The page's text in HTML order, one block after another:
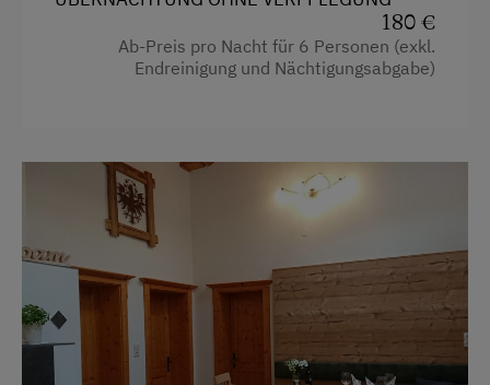
Mikrowelle
Wasserkocher
Küche
Kühlschrank
Wlan
180 €
Ab-Preis pro Nacht für 6 Personen (exkl.
Endreinigung und Nächtigungsabgabe)